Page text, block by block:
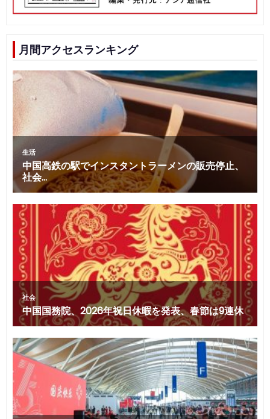
月間アクセスランキング